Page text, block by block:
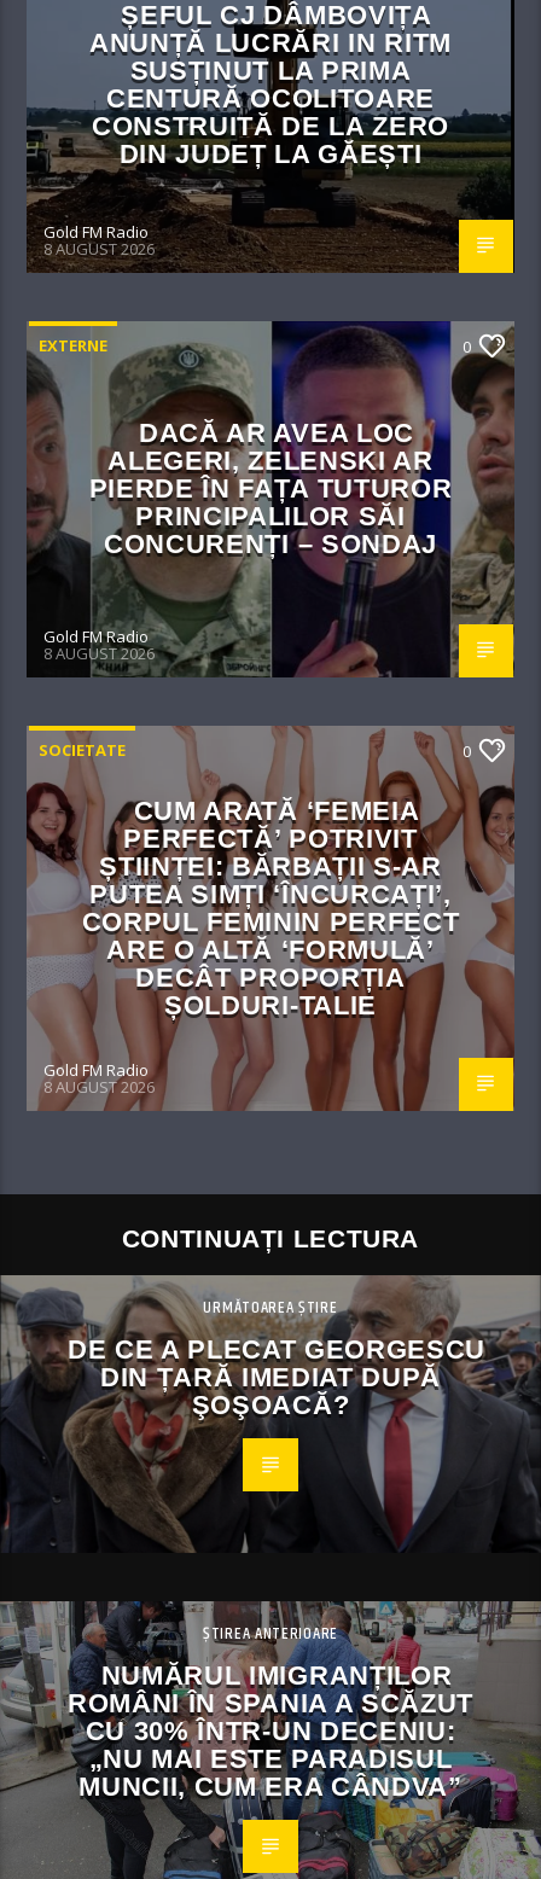
ȘEFUL CJ DÂMBOVIȚA
ANUNȚĂ LUCRĂRI IN RITM
SUSȚINUT LA PRIMA
CENTURĂ OCOLITOARE
CONSTRUITĂ DE LA ZERO
DIN JUDEȚ LA GĂEȘTI
Gold FM Radio
8 AUGUST 2026
EXTERNE 0
DACĂ AR AVEA LOC
ALEGERI, ZELENSKI AR
PIERDE ÎN FAȚA TUTUROR
PRINCIPALILOR SĂI
CONCURENȚI – SONDAJ
Gold FM Radio
8 AUGUST 2026
SOCIETATE 0
CUM ARATĂ ‘FEMEIA
PERFECTĂ’ POTRIVIT
ȘTIINȚEI: BĂRBAȚII S-AR
PUTEA SIMȚI ‘ÎNCURCAȚI’,
CORPUL FEMININ PERFECT
ARE O ALTĂ ‘FORMULĂ’
DECÂT PROPORȚIA
ȘOLDURI-TALIE
Gold FM Radio
8 AUGUST 2026
CONTINUAȚI LECTURA
URMĂTOAREA ȘTIRE
DE CE A PLECAT GEORGESCU
DIN ȚARĂ IMEDIAT DUPĂ
ŞOŞOACĂ?
ȘTIREA ANTERIOARE
NUMĂRUL IMIGRANȚILOR
ROMÂNI ÎN SPANIA A SCĂZUT
CU 30% ÎNTR-UN DECENIU:
„NU MAI ESTE PARADISUL
MUNCII, CUM ERA CÂNDVA”